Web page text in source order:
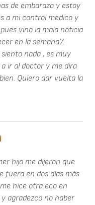
de embarazo y estoy
a mi control medico y
vino la mala noticia
en la semana7.
nada , es muy
ir al doctor y me dira
Quiero dar vuelta la
hijo me dijeron que
fuera en dos días más
hice otra eco en
agradezco no haber